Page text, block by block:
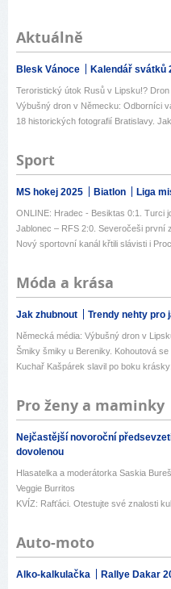
Aktuálně
Blesk Vánoce Kalendář svátků
Teroristický útok Rusů v Lipsku!?
Výbušný dron v Německu: Odborníci
18 historických fotografií Bratislavy.
Sport
MS hokej 2025 Biatlon Liga
ONLINE: Hradec - Besiktas 0:1. Turci
Jablonec – RFS 2:0. Severočeši první
Nový sportovní kanál křtili slávisti i
Móda a krása
Jak zhubnout Trendy nehty pro
Německá média: Výbušný dron v
Šmiky šmiky u Bereniky. Kohoutová
Kuchař Kašpárek slavil po boku
Pro ženy a maminky
Nejčastější novoroční
dovolenou
Hlasatelka a moderátorka Saskia
Veggie Burritos
KVÍZ: Rafťáci. Otestujte své znalosti
Auto-moto
Alko-kalkulačka Rallye Dakar